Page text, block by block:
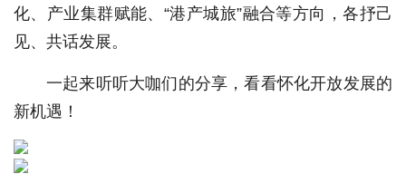
化、产业集群赋能、“港产城旅”融合等方向，各抒己
见、共话发展。
一起来听听大咖们的分享，看看怀化开放发展的
新机遇！